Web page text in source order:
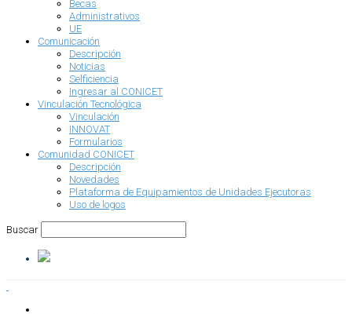
Becas
Administrativos
UE
Comunicación
Descripción
Noticias
Selficiencia
Ingresar al CONICET
Vinculación Tecnológica
Vinculación
INNOVAT
Formularios
Comunidad CONICET
Descripción
Novedades
Plataforma de Equipamientos de Unidades Ejecutoras
Uso de logos
Buscar